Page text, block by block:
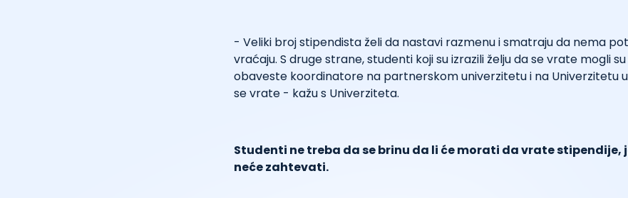
- Veliki broj stipendista želi da nastavi razmenu i smatraju da nema
vraćaju. S druge strane, studenti koji su izrazili želju da se vrate mogli
obaveste koordinatore na partnerskom univerzitetu i na Univerzitetu u
se vrate - kažu s Univerziteta.
Studenti ne treba da se brinu da li će morati da vrate stipendije,
neće zahtevati.